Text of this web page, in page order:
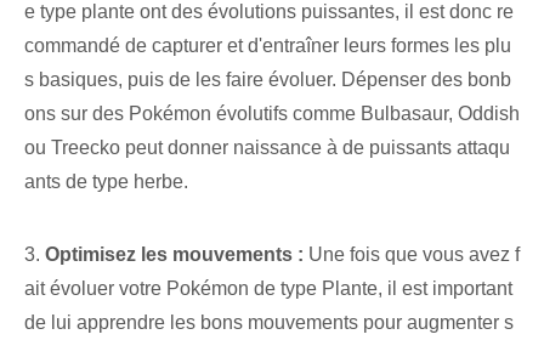
e type plante ont des évolutions puissantes, il est donc re
commandé de capturer et d'entraîner leurs formes les plu
s basiques, puis de les faire évoluer. Dépenser des bonb
ons sur des Pokémon évolutifs comme Bulbasaur, Oddish
ou Treecko peut donner naissance à de puissants attaqu
ants de type herbe.
3. Optimisez les mouvements : Une fois que vous avez f
ait évoluer votre Pokémon de type Plante, il est important
de lui apprendre les bons mouvements pour augmenter s